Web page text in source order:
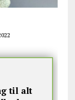
til alt